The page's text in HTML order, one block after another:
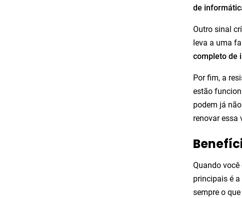
de
Outro sinal
leva a uma
completo de
Por fim, a
estão
podem já
renovar essa
Quando
principais é
sempre o